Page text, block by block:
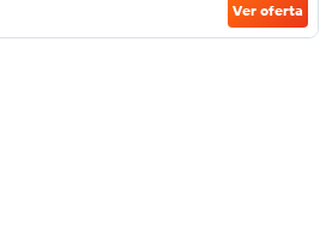
Ver oferta